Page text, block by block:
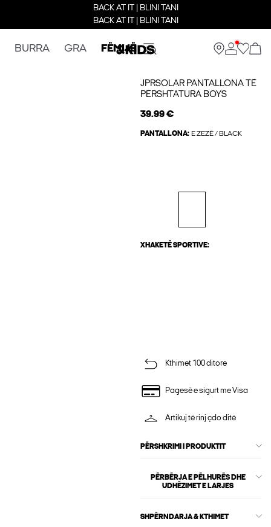
BACK AT IT | BLINI TANI
BACK AT IT | BLINI TANI
BURRA GRA FËMIJË
JPRSOLAR PANTALLONA TË
PËRSHTATURA BOYS
39.99 €
PANTALLONA: E ZEZË / BLACK
XHAKETË SPORTIVE:
Kthimet 100 ditore
Pagesë e sigurt me Visa
Artikuj të rinj çdo ditë
PËRSHKRIMI I PRODUKTIT
PËRBËRJA E PËLHURËS DHE
UDHËZIMET E LARJES
SHPËRNDARJA & KTHIMET